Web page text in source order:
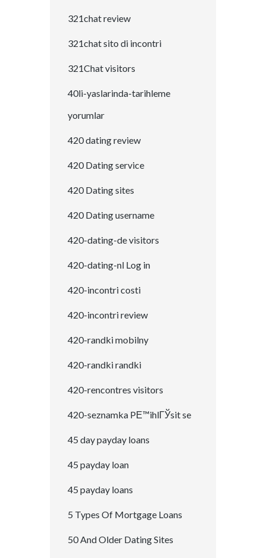
321chat review
321chat sito di incontri
321Chat visitors
40li-yaslarinda-tarihleme
yorumlar
420 dating review
420 Dating service
420 Dating sites
420 Dating username
420-dating-de visitors
420-dating-nl Log in
420-incontri costi
420-incontri review
420-randki mobilny
420-randki randki
420-rencontres visitors
420-seznamka PЕ™ihlГЎsit se
45 day payday loans
45 payday loan
45 payday loans
5 Types Of Mortgage Loans
50 And Older Dating Sites